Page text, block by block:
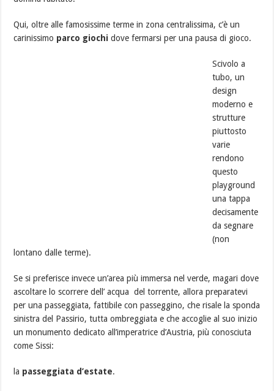
Qui, oltre alle famosissime terme in zona centralissima, c’è un
carinissimo parco giochi dove fermarsi per unapausa di gioco.
Scivolo a
tubo, un
design
moderno e
strutture
piuttosto
varie
rendono
questo
playground
una tappa
decisamente
da segnare
(non
lontano dalle terme).
Se si preferisce invece un’area più immersa nel verde, magari dove
ascoltare lo scorrere dell’ acqua del torrente, allora preparatevi
per una passeggiata, fattibile con passeggino, che risale la sponda
sinistra del Passirio, tutta ombreggiata e che accoglie al suo inizio
un monumento dedicato all’imperatrice d’Austria, più conosciuta
come Sissi:
la passeggiata d’estate.